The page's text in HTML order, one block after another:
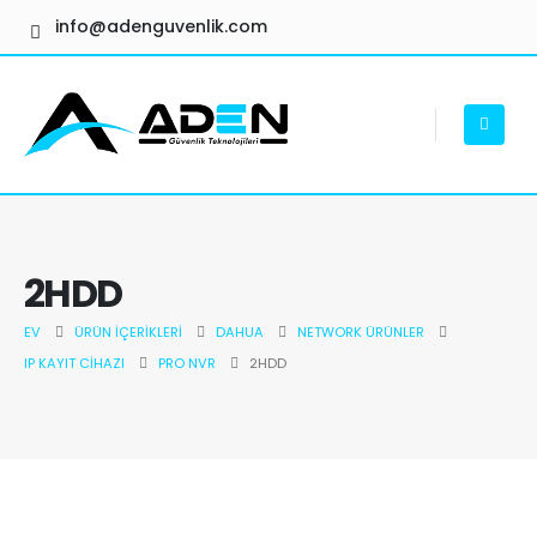
info@adenguvenlik.com
2HDD
EV ÜRÜN İÇERIKLERI DAHUA
NETWORK ÜRÜNLER
IP KAYIT CIHAZI
PRO NVR 2HDD